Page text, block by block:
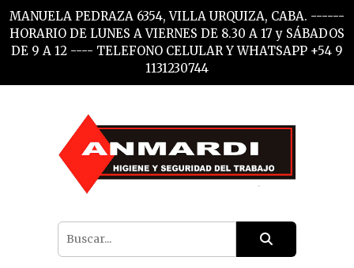
MANUELA PEDRAZA 6354, VILLA URQUIZA, CABA. ------
HORARIO DE LUNES A VIERNES DE 8.30 A 17 y SÁBADOS
DE 9 A 12 ---- TELEFONO CELULAR Y WHATSAPP +54 9
1131230744